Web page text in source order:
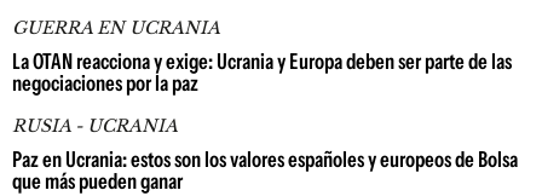
GUERRA EN UCRANIA
La OTAN reacciona y exige: Ucrania y Europa deben ser parte de las
negociaciones por la paz
RUSIA - UCRANIA
Paz en Ucrania: estos son los valores españoles y europeos de Bolsa
que más pueden ganar